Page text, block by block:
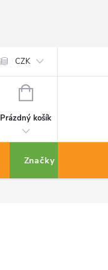
CZK
NÁKUPNÍ
Prázdný košík
Značky